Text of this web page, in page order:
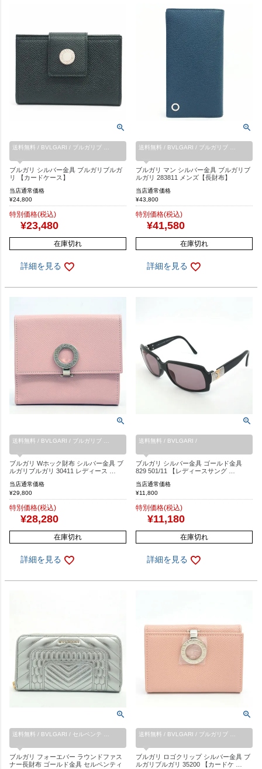
送料無料 / BVLGARI / ブルガリブ …
ブルガリ シルバー金具 ブルガリブルガ
リ 【カードケース】
当店通常価格
¥24,800
特別価格(税込)
¥23,480
在庫切れ
詳細を見る
送料無料 / BVLGARI / ブルガリブ …
ブルガリ マン シルバー金具 ブルガリブ
ルガリ 283811 メンズ【長財布】
当店通常価格
¥43,800
特別価格(税込)
¥41,580
在庫切れ
詳細を見る
送料無料 / BVLGARI / ブルガリブ …
ブルガリ Wホック財布 シルバー金具 ブ
ルガリブルガリ 30411 レディース …
当店通常価格
¥29,800
特別価格(税込)
¥28,280
在庫切れ
詳細を見る
送料無料 / BVLGARI /
ブルガリ シルバー金具 ゴールド金具
829 501/11 【レディースサング …
当店通常価格
¥11,800
特別価格(税込)
¥11,180
在庫切れ
詳細を見る
送料無料 / BVLGARI / セルペンテ …
ブルガリ フォーエバー ラウンドファス
ナー長財布 ゴールド金具 セルペンティ
送料無料 / BVLGARI / ブルガリブ …
ブルガリ ロゴクリップ シルバー金具 ブ
ルガリブルガリ 35200 【カードケ …